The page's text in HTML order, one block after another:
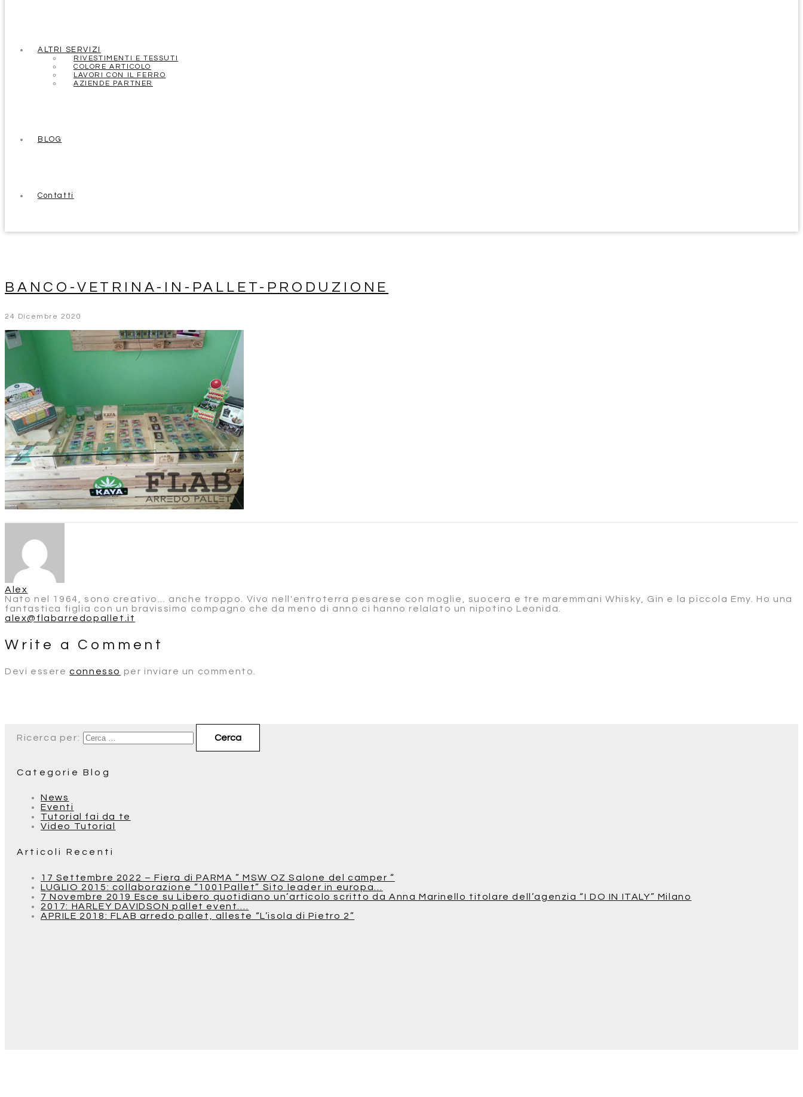
ALTRI SERVIZI
RIVESTIMENTI E TESSUTI
COLORE ARTICOLO
LAVORI CON IL FERRO
AZIENDE PARTNER
BLOG
Contatti
BANCO-VETRINA-IN-PALLET-PRODUZIONE
24 Dicembre 2020
Alex
Nato nel 1964, sono creativo... anche troppo. Vivo nell'entroterra pesarese con moglie, suocera e tre maremmani Whisky, Gin e la piccola Emy. Ho una
fantastica figlia con un bravissimo compagno che da meno di anno ci hanno relalato un nipotino Leonida.
alex@flabarredopallet.it
Write a Comment
Devi essereconnesso per inviare un commento.
Ricerca per:
Categorie Blog
News
Eventi
Tutorial fai da te
Video Tutorial
Articoli Recenti
17 Settembre 2022 – Fiera di PARMA ” MSW OZ Salone del camper “
LUGLIO 2015: collaborazione “1001Pallet” Sito leader in europa…
7 Novembre 2019 Esce su Libero quotidiano un’articolo scritto da Anna Marinello titolare dell’agenzia “I DO IN ITALY” Milano
2017: HARLEY DAVIDSON pallet event….
APRILE 2018: FLAB arredo pallet, alleste “L’isola di Pietro 2”